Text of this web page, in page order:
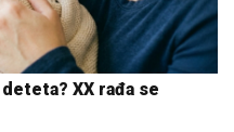
XX rađa se